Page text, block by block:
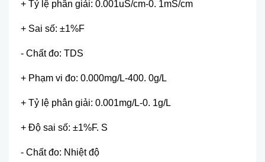
+ Tỷ lệ phân giải: 0.001uS/cm-0. 1mS/cm
+ Sai số: ±1%F
- Chất đo: TDS
+ Phạm vi đo: 0.000mg/L-400. 0g/L
+ Tỷ lệ phân giải: 0.001mg/L-0. 1g/L
+ Độ sai số: ±1%F. S
- Chất đo: Nhiệt độ